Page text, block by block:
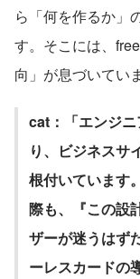
ら「何を作るか」
す。そこには、
向」が息づいてい
cat：「エンジ
り、ビジネスサ
根付いています
際も、『この設
ザーが迷うはず
ーレスカードの